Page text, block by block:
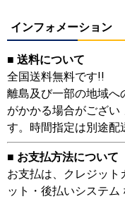
インフォメーション
■ 送料について
全国送料無料です!!
離島及び一部の地域へ
がかかる場合がござい
す。時間指定は別途配
■ お支払方法について
お支払は、クレジッ
ット・後払いシステム